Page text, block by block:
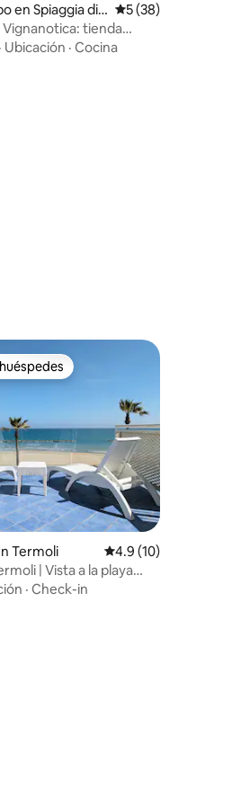
5, 6 reseñas
en Spiaggia di
Calificación
5 (38)
Vignanotica: tienda
· Ubicación · Cocina
5, 52 reseñas
Termoli Calificación
4.9 (10)
| Vista a la playa
· Check-in